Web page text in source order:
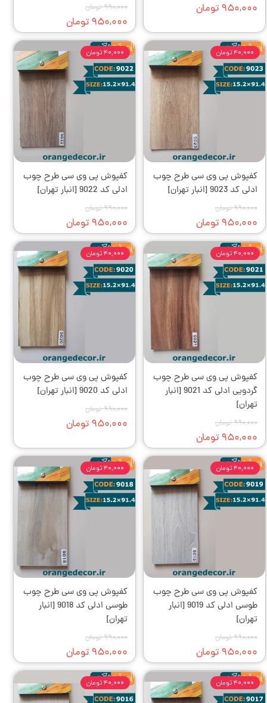
۹۵۰,۰۰۰ تومان ۹۹۰,۰۰۰ تومان
۹۵۰,۰۰۰ تومان
کفپوش‌ پی وی سی طرح چوب
ادلی کد 9023 [انبار تهران]
۹۹۰,۰۰۰ تومان
۹۵۰,۰۰۰ تومان
۴۰,۰۰۰ تومان
کفپوش‌ پی وی سی طرح چوب
ادلی کد 9022 [انبار تهران]
۹۹۰,۰۰۰ تومان
۹۵۰,۰۰۰ تومان
۴۰,۰۰۰ تومان
کفپوش‌ پی وی سی طرح چوب
گردویی ادلی کد 9021 [انبار
تهران]
۹۹۰,۰۰۰ تومان
۹۵۰,۰۰۰ تومان
۴۰,۰۰۰ تومان
کفپوش‌ پی وی سی طرح چوب
ادلی کد 9020 [انبار تهران]
۹۹۰,۰۰۰ تومان
۹۵۰,۰۰۰ تومان
۴۰,۰۰۰ تومان
کفپوش‌ پی وی سی طرح چوب
طوسی ادلی کد 9019 [انبار
تهران]
۹۹۰,۰۰۰ تومان
۹۵۰,۰۰۰ تومان
۴۰,۰۰۰ تومان
کفپوش‌ پی وی سی طرح چوب
طوسی ادلی کد 9018 [انبار
تهران]
۹۹۰,۰۰۰ تومان
۹۵۰,۰۰۰ تومان
۴۰,۰۰۰ تومان
۴۰,۰۰۰ تومان ۴۰,۰۰۰ تومان